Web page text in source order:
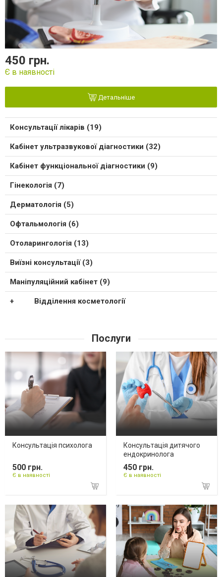
450 грн.
Є в наявності
Детальніше
Консультації лікарів (19)
Кабінет ультразвукової діагностики (32)
Кабінет функціональної діагностики (9)
Гінекологія (7)
Дерматологія (5)
Офтальмологія (6)
Отоларингологія (13)
Виїзні консультації (3)
Маніпуляційний кабінет (9)
Відділення косметології
Послуги
Консультація психолога
500 грн.
Є в наявності
Консультація дитячого
ендокринолога
450 грн.
Є в наявності